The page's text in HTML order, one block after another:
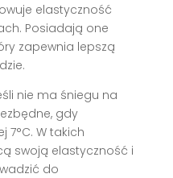
elastyczność
Posiadają one
zapewnia lepszą
nie ma śniegu na
gdy
W takich
swoją elastyczność i
do